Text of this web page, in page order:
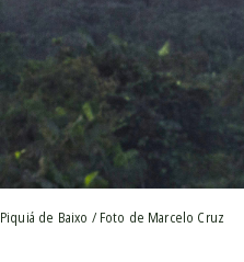
Piquiá de Baixo / Foto de Marcelo Cruz